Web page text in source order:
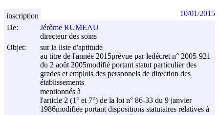
De:
Jérôme RUMEAU
directeur des soins
Objet:
sur la liste d'aptitude
au titre de l'année 2015prévue par ledécret n° 2005-921
du 2 août 2005modifié portant statut particulier des
grades et emplois des personnels de direction des
établissements
mentionnés à
l'article 2 (1° et 7°) de la loi n° 86-33 du 9 janvier
1986modifiée portant dispositions statutaires relatives à
inscription 10/01/2015